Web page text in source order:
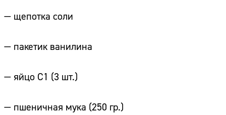
— щепотка соли
— пакетик ванилина
— яйцо С1 (3 шт.)
— пшеничная мука (250 гр.)